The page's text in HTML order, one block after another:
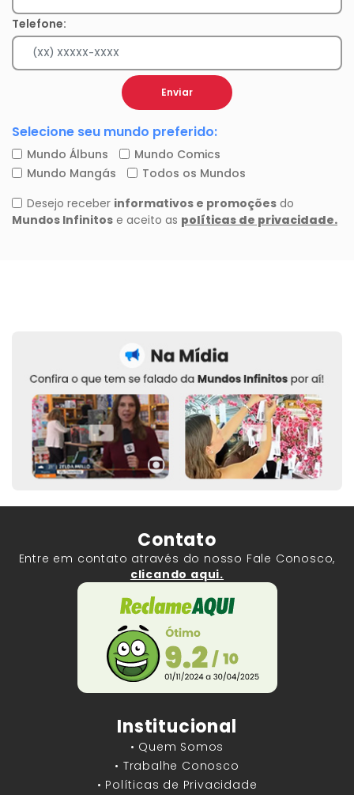
Contato
Entre em contato através do nosso Fale Conosco,
clicando aqui.
Institucional
• Quem Somos
• Trabalhe Conosco
• Políticas de Privacidade